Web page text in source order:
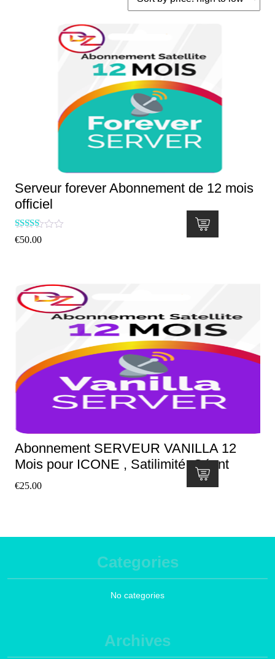
Serveur forever Abonnement de 12 mois
officiel
Rated
5.00
€50.00
Abonnement SERVEUR VANILLA 12
Mois pour ICONE , Satilimité, Géant
€25.00
Categories
No categories
Archives